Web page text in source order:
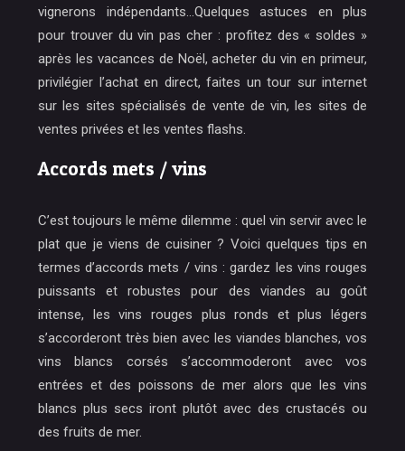
vignerons indépendants…Quelques astuces en plus
pour trouver du vin pas cher : profitez des « soldes »
après les vacances de Noël, acheter du vin en primeur,
privilégier l’achat en direct, faites un tour sur internet
sur les sites spécialisés de vente de vin, les sites de
ventes privées et les ventes flashs.
Accords mets / vins
C’est toujours le même dilemme : quel vin servir avec le
plat que je viens de cuisiner ? Voici quelques tips en
termes d’accords mets / vins : gardez les vins rouges
puissants et robustes pour des viandes au goût
intense, les vins rouges plus ronds et plus légers
s’accorderont très bien avec les viandes blanches, vos
vins blancs corsés s’accommoderont avec vos
entrées et des poissons de mer alors que les vins
blancs plus secs iront plutôt avec des crustacés ou
des fruits de mer.